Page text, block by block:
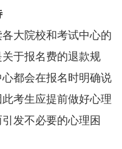
大院校和考试中心的
于报名费的退款规
都会在报名时明确说
考生应提前做好心理
发不必要的心理困